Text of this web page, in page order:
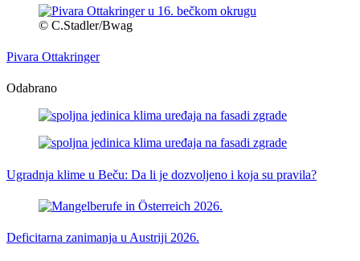
© C.Stadler/Bwag
Pivara Ottakringer
Odabrano
Ugradnja klime u Beču: Da li je dozvoljeno i koja su pravila?
Deficitarna zanimanja u Austriji 2026.